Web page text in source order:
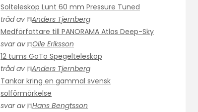
Solteleskop Lunt 60 mm Pressure Tuned
tråd av
Anders Tjernberg
Medförfattare till PANORAMA Atlas Deep-Sky
svar av
Olle Eriksson
12 tums GoTo Spegelteleskop
tråd av
Anders Tjernberg
Tankar kring en gammal svensk
solförmörkelse
svar av
Hans Bengtsson